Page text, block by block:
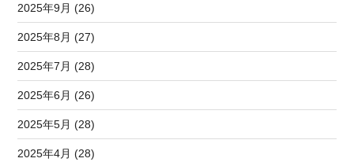
2025年9月 (26)
2025年8月 (27)
2025年7月 (28)
2025年6月 (26)
2025年5月 (28)
2025年4月 (28)